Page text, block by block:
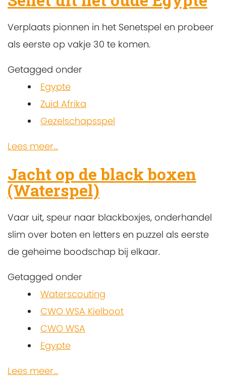
Verplaats pionnen in het Senetspel en probeer
als eerste op vakje 30 te komen.
Getagged onder
Egypte
Zuid Afrika
Gezelschapsspel
Lees meer...
Jacht op de black boxen
(Waterspel)
Vaar uit, speur naar blackboxjes, onderhandel
slim over boten en letters en puzzel als eerste
de geheime boodschap bij elkaar.
Getagged onder
Waterscouting
CWO WSA Kielboot
CWO WSA
Egypte
Lees meer...